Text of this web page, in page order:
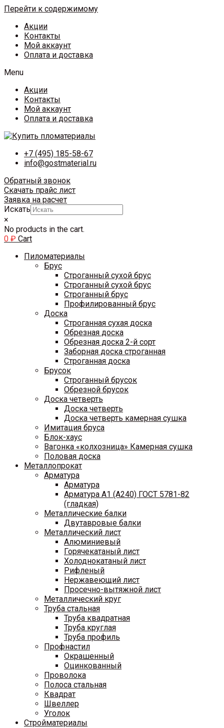
Перейти к содержимому
Акции
Контакты
Мой аккаунт
Оплата и доставка
Menu
Акции
Контакты
Мой аккаунт
Оплата и доставка
+7 (495) 185-58-67
info@gostmaterial.ru
Обратный звонок
Скачать прайс лист
Заявка на расчет
Искать
×
No products in the cart.
0 ₽ Cart
Пиломатериалы
Брус
Строганный сухой брус
Строганный сухой брус
Строганный брус
Профилированный брус
Доска
Строганная сухая доска
Обрезная доска
Обрезная доска 2-й сорт
Заборная доска строганная
Строганная доска
Брусок
Строганный брусок
Обрезной брусок
Доска четверть
Доска четверть
Доска четверть камерная сушка
Имитация бруса
Блок-хаус
Вагонка «колхозница» Камерная сушка
Половая доска
Металлопрокат
Арматура
Арматура
Арматура A1 (A240) ГОСТ 5781-82
(гладкая)
Металлические балки
Двутавровые балки
Металлический лист
Алюминиевый
Горячекатаный лист
Холоднокатаный лист
Рифленый
Нержавеющий лист
Просечно-вытяжной лист
Металлический круг
Труба стальная
Труба квадратная
Труба круглая
Труба профиль
Профнастил
Окрашенный
Оцинкованный
Проволока
Полоса стальная
Квадрат
Швеллер
Уголок
Стройматериалы